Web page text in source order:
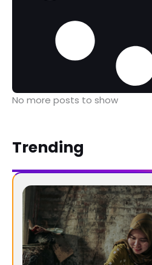
No more posts to show
Trending